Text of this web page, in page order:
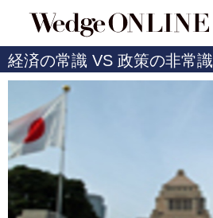
経済の常識 VS 政策の非常識